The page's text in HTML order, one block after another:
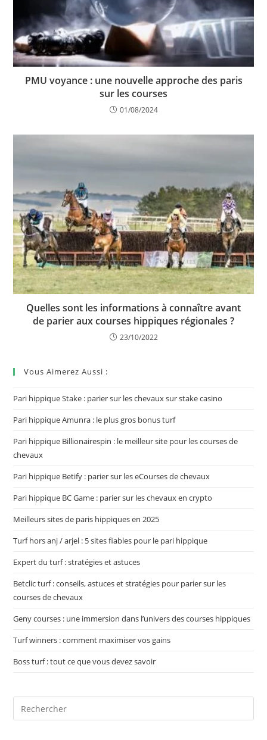
PMU voyance : une nouvelle approche des paris
sur les courses
01/08/2024
Quelles sont les informations à connaître avant
de parier aux courses hippiques régionales ?
23/10/2022
Vous Aimerez Aussi :
Pari hippique Stake : parier sur les chevaux sur stake casino
Pari hippique Amunra : le plus gros bonus turf
Pari hippique Billionairespin : le meilleur site pour les courses de
chevaux
Pari hippique Betify : parier sur les eCourses de chevaux
Pari hippique BC Game : parier sur les chevaux en crypto
Meilleurs sites de paris hippiques en 2025
Turf hors anj / arjel : 5 sites fiables pour le pari hippique
Expert du turf : stratégies et astuces
Betclic turf : conseils, astuces et stratégies pour parier sur les
courses de chevaux
Geny courses : une immersion dans l’univers des courses hippiques
Turf winners : comment maximiser vos gains
Boss turf : tout ce que vous devez savoir